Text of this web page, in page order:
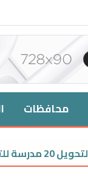
محافظات